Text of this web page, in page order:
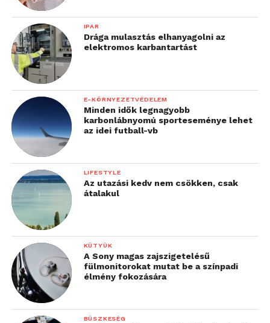
IPAR
Drága mulasztás elhanyagolni az
elektromos karbantartást
E-KÖRNYEZETVÉDELEM
Minden idők legnagyobb
karbonlábnyomú sporteseménye lehet
az idei futball-vb
LIFESTYLE
Az utazási kedv nem csökken, csak
átalakul
KÜTYÜK
A Sony magas zajszigetelésű
fülmonitorokat mutat be a színpadi
élmény fokozására
BÜSZKESÉG